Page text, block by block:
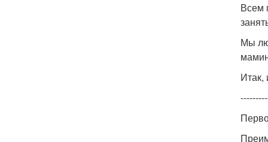
Всем
Мы
Итак,